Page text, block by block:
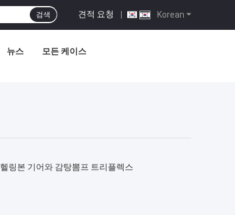
Korean
견적 요청 |
검색
뉴스 모든 케이스
헬링본 기어와 감탕뽐프 트리플렉스